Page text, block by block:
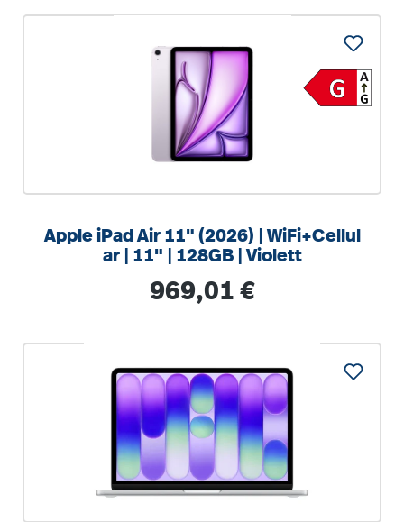
Apple iPad Air 11" (2026) | WiFi+Cellul
ar | 11" | 128GB | Violett
Regulärer Preis:
969,01 €